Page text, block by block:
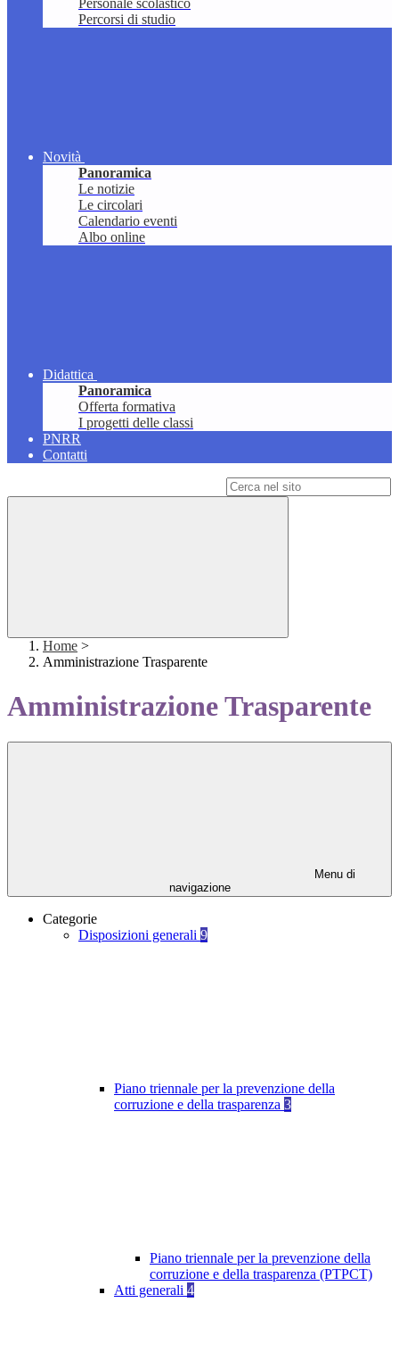
Personale scolastico
Percorsi di studio
Novità
Panoramica
Le notizie
Le circolari
Calendario eventi
Albo online
Didattica
Panoramica
Offerta formativa
I progetti delle classi
PNRR
Contatti
Home >
Amministrazione Trasparente
Amministrazione Trasparente
Menu di
navigazione
Categorie
Disposizioni generali 9
Piano triennale per la prevenzione della
corruzione e della trasparenza 3
Piano triennale per la prevenzione della
corruzione e della trasparenza (PTPCT)
Atti generali 4